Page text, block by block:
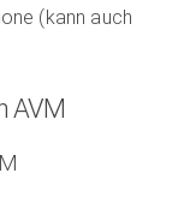
(kann auch
AVM